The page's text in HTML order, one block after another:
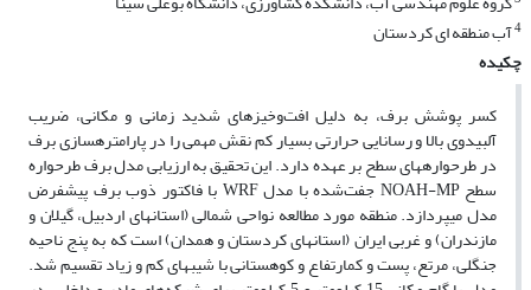
4آب منطقه ای کردستان
چکیده
کسر پوشش برف، به دلیل افت‌وخیزهای شدید زمانی و مکانی، ضریب
آلبیدوی بالا و رسانایی حرارتی بسیار کم نقش مهمی را در پارامتره­سازی برف
در طرحواره­های سطح بر عهده دارد. این تحقیق به ارزیابی مدل برف طرحواره
سطح NOAH-MP جفت‌شده با مدل WRF با فاکتور ذوب برف پیش­فرض
مدل می­پردازد. منطقه مورد مطالعه نواحی شمالی (استان­های اردبیل، گیلان و
مازندران) و غربی ایران (استان­های کردستان و همدان) است که به پنج ناحیه
جنگلی، مرتع، پست و کم­ارتفاع و کوهستانی با شیب­های کم و زیاد تقسیم شد.